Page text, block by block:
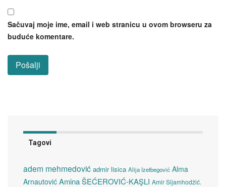
Sačuvaj moje ime, email i web stranicu u ovom browseru za
buduće komentare.
Tagovi
adem mehmedović admir lisica Alija Izetbegović Alma
Arnautović Amina ŠEĆEROVIĆ-KAŞLI Amir Sijamhodžić.